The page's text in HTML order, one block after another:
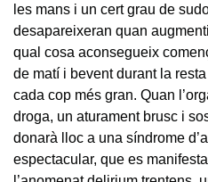
les mans i un cert grau de
desapareixeran quan
qual cosa aconsegueix
de matí i bevent durant la
cada cop més gran. Quan
droga, un aturament brusc i
donarà lloc a una síndrome
espectacular, que es